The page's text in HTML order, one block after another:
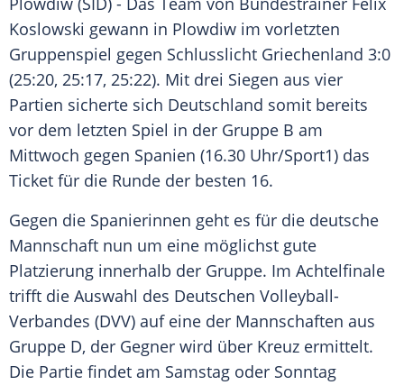
Koslowski gewann in Plowdiw im vorletzten
Gruppenspiel gegen Schlusslicht Griechenland 3:0
(25:20, 25:17, 25:22). Mit drei Siegen aus vier
Partien sicherte sich Deutschland somit bereits
vor dem letzten Spiel in der Gruppe B am
Mittwoch gegen Spanien (16.30 Uhr/Sport1) das
Ticket für die Runde der besten 16.
Gegen die Spanierinnen geht es für die deutsche
Mannschaft nun um eine möglichst gute
Platzierung innerhalb der Gruppe. Im Achtelfinale
trifft die Auswahl des Deutschen Volleyball-
Verbandes (DVV) auf eine der Mannschaften aus
Gruppe D, der Gegner wird über Kreuz ermittelt.
Die Partie findet am Samstag oder Sonntag